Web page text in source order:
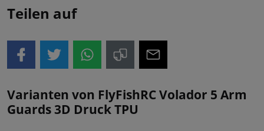
Teilen auf
Varianten von FlyFishRC Volador 5 Arm
Guards 3D Druck TPU